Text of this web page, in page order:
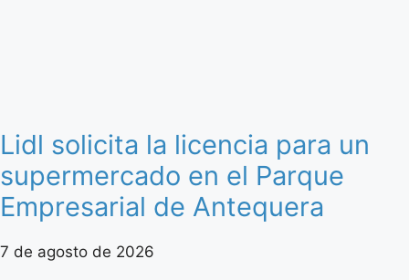
Lidl solicita la licencia para un
supermercado en el Parque
Empresarial de Antequera
7 de agosto de 2026